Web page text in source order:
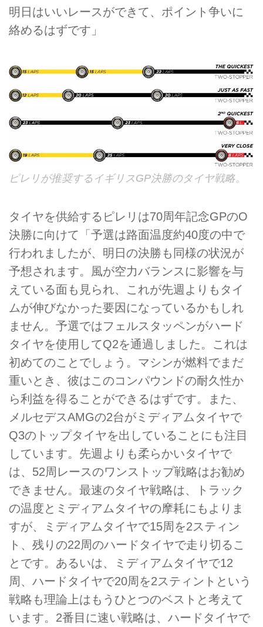
明日はいいレースができて、ポイント争いに
絡めるはずです」
ピレリが推奨するイギリスGP決勝のタイヤ戦略。
タイヤを供給するピレリは70周年記念GPのO
決勝に向けて「予選は路面温度約40度の中で
行われましたが、明日の決勝も同様の状況が
予想されます。風が空力バランスに影響を与
えている面も見られ、これが先週よりもタイ
ムが伸びなかった要因になっているかもしれ
ません。予選ではフェルスタッペンがハード
タイヤを使用してQ2を通過しました。これは
初めてのことでしょう。マシンが燃料でまだ
重いとき、彼はこのコンパウンドの耐久性か
ら利益を得ることができるはずです。また、
メルセデスAMGの2台がミディアムタイヤで
Q3のトップタイヤを出していることにも注目
しています。先週よりも柔らかいタイヤで
は、52周レースのワンストップ戦略はお勧め
できません。最速のタイヤ戦略は、トラック
の温度とミディアムタイヤの摩耗にもよりま
すが、ミディアムタイヤで15周を2スティン
ト、残りの22周のハードタイヤで走り切るこ
とです。あるいは、ミディアムタイヤで12
周、ハードタイヤで20周を2スティントという
戦略も理論上はもうひとつのベストと考えて
います。2番目に速い戦略は、ハードタイヤで